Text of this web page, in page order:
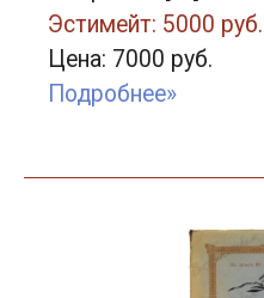
Эстимейт: 5000 руб.
Цена: 7000 руб.
Подробнее»